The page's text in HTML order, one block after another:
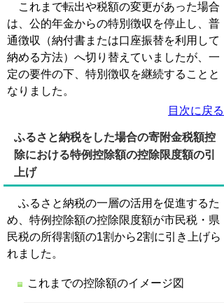
これまで転出や税額の変更があった場合
は、公的年金からの特別徴収を停止し、普
通徴収（納付書または口座振替を利用して
納める方法）へ切り替えていましたが、一
定の要件の下、特別徴収を継続することと
なりました。
目次に戻る
ふるさと納税をした場合の寄附金税額控
除における特例控除額の控除限度額の引
上げ
ふるさと納税の一層の活用を促進するた
め、特例控除額の控除限度額が市民税・県
民税の所得割額の1割から2割に引き上げら
れました。
これまでの控除額のイメージ図